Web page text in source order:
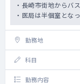
・長崎市街地からバ
・医局は半個室とな
勤務地
科目
勤務内容